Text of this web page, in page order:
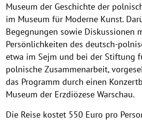
Museum der Geschichte der
im Museum für Moderne Kunst.
Begegnungen sowie Diskussionen
Persönlichkeiten des deutsch-
etwa im Sejm und bei der Stiftung
polnische Zusammenarbeit,
das Programm durch einen
Museum der Erzdiözese Warschau.
Die Reise kostet 550 Euro pro